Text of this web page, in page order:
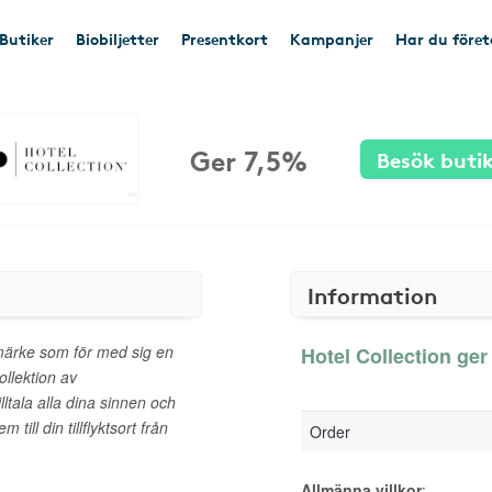
Butiker Biobiljetter Presentkort Kampanjer Har du
Ger 7,5% Besök
som för med sig en
av
alla dina sinnen och
till din tillflyktsort från
Information
Hotel Collection
Order